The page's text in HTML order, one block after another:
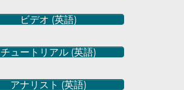
ビデオ (英語)
チュートリアル (英語)
アナリスト (英語)